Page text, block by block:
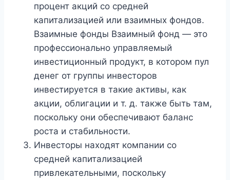
процент акций со средней
капитализацией или взаимных фондов.
Взаимные фонды Взаимный фонд — это
профессионально управляемый
инвестиционный продукт, в котором пул
денег от группы инвесторов
инвестируется в такие активы, как
акции, облигации и т. д. также быть там,
поскольку они обеспечивают баланс
роста и стабильности.
Инвесторы находят компании со
средней капитализацией
привлекательными, поскольку